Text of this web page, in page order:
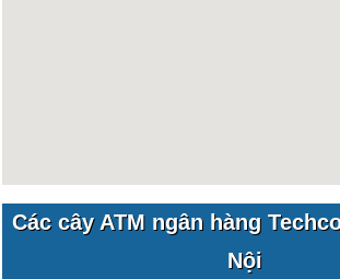
Các cây ATM ngân hàng
Nội